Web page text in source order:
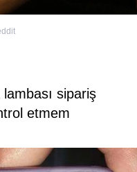
sipariş
etmem